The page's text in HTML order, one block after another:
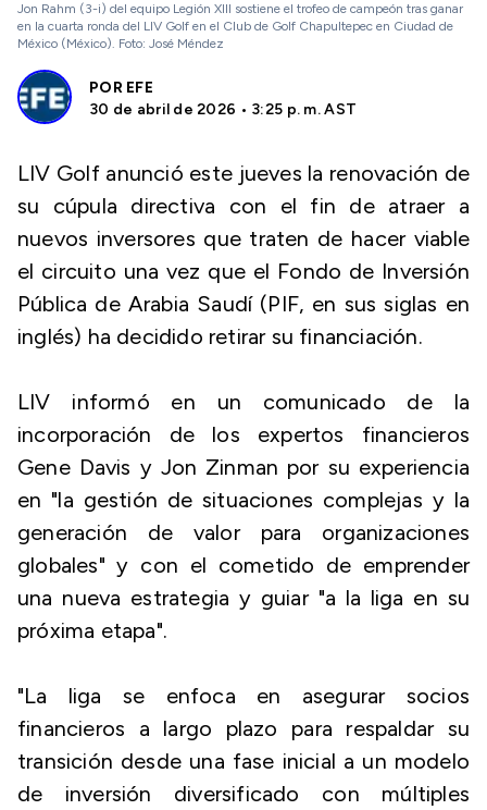
Jon Rahm (3-i) del equipo Legión XIII sostiene el trofeo de campeón tras ganar
en la cuarta ronda del LIV Golf en el Club de Golf Chapultepec en Ciudad de
México (México). Foto: José Méndez
POR EFE
30 de abril de 2026 • 3:25 p. m. AST
LIV Golf anunció este jueves la renovación de
su cúpula directiva con el fin de atraer a
nuevos inversores que traten de hacer viable
el circuito una vez que el Fondo de Inversión
Pública de Arabia Saudí (PIF, en sus siglas en
inglés) ha decidido retirar su financiación.
LIV informó en un comunicado de la
incorporación de los expertos financieros
Gene Davis y Jon Zinman por su experiencia
en "la gestión de situaciones complejas y la
generación de valor para organizaciones
globales" y con el cometido de emprender
una nueva estrategia y guiar "a la liga en su
próxima etapa".
"La liga se enfoca en asegurar socios
financieros a largo plazo para respaldar su
transición desde una fase inicial a un modelo
de inversión diversificado con múltiples